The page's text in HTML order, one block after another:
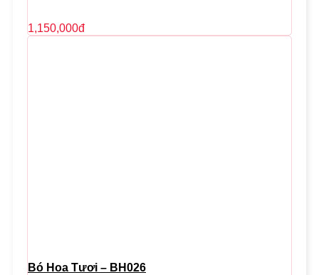
1,150,000đ
Bó Hoa Tươi – BH026